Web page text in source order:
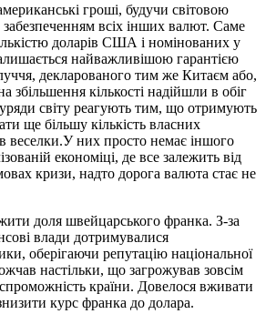
гроші, будучи світовою
всіх інших валют. Саме
доларів США і номінованих у
найважливішою гарантією
декларованого тим же Китаєм або,
збільшення кількості надійшли в обіг
світу реагують тим, що отримують
ще більшу кількість власних
веселки.У них просто немає іншого
економіці, де все залежить від
кризи, надто дорога валюта стає не
доля швейцарського франка. З-за
влади дотримувалися
оберігаючи репутацію національної
настільки, що загрожував зовсім
країни. Довелося вживати
курс франка до долара.